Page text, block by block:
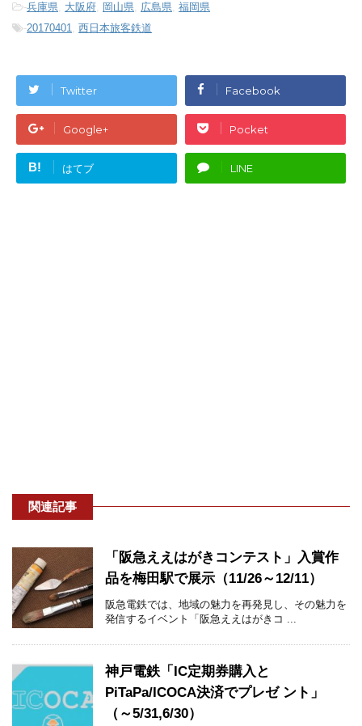
-兵庫県, 大阪府, 岡山県, 広島県, 福岡県
-20170401, 西日本旅客鉄道
Twitter Facebook
Google+ Pocket
B! はてブ LINE
関連記事
「阪急ええはがきコンテスト」入賞作
品を梅田駅で展示（11/26～12/11）
阪急電鉄では、地域の魅力を再発見し、その魅力を
発信するイベント「阪急ええはがきコ ...
神戸電鉄「IC定期券購入と
PiTaPa/ICOCA決済でプレゼ ント」
（～5/31,6/30）